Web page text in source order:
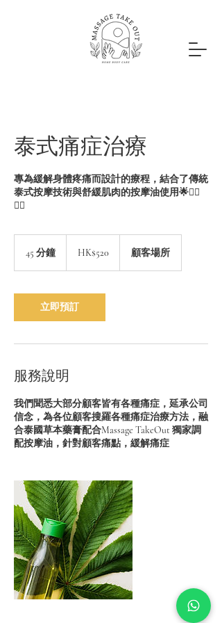
泰式痛症治療
專為緩解身體疼痛而設計的療程，結合了傳統
泰式按摩技術與舒緩肌肉的按摩油使用🌟💆‍♂️
💆‍♀️
45 分鐘
鐘
HK$520 顧客場所
立即預訂
服務說明
我們聞悉大部分顧客皆有各種痛症，延承公司
信念，為各位顧客搜羅各種痛症治療方法，融
合泰國草本藥膏配合Massage TakeOut 獨家調
配按摩油，針對顧客痛點，緩解痛症